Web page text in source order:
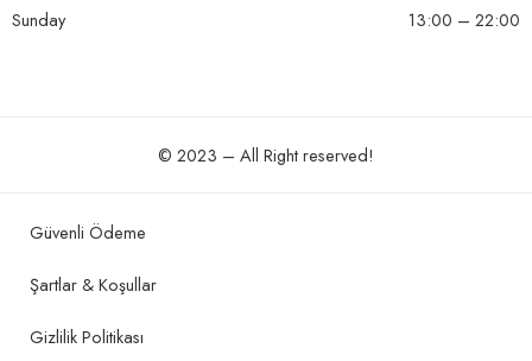
Sunday
13:00 – 22:00
© 2023 – All Right reserved!
Güvenli Ödeme
Şartlar & Koşullar
Gizlilik Politikası